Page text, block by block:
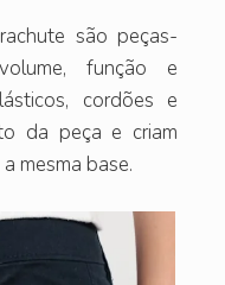
são peças-
função e
cordões e
da peça e criam
mesma base.